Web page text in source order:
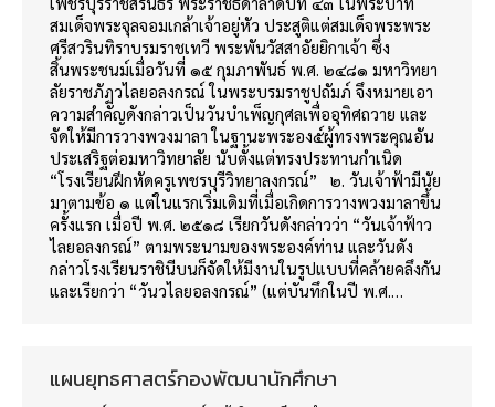
สมเด็จพระจุลจอมเกล้าเจ้าอยู่หัว ประสูติแต่สมเด็จพระพระ
ศรีสวรินทิราบรมราชเทวี พระพันวัสสาอัยยิกาเจ้า ซึ่ง
สิ้นพระชนม์เมื่อวันที่ ๑๕ กุมภาพันธ์ พ.ศ. ๒๔๘๑ มหาวิทยา
ลัยราชภัฏวไลยอลงกรณ์ ในพระบรมราชูปถัมภ์ จึงหมายเอา
ความสำคัญดังกล่าวเป็นวันบำเพ็ญกุศลเพื่ออุทิศถวาย และ
จัดให้มีการวางพวงมาลา ในฐานะพระอง๕์ผู้ทรงพระคุณอัน
ประเสริฐต่อมหาวิทยาลัย นับตั้งแต่ทรงประทานกำเนิด
“โรงเรียนฝึกหัดครูเพชรบุรีวิทยาลงกรณ์” ๒. วันเจ้าฟ้ามีนัย
มาตามข้อ ๑ แต่ในแรกเริ่มเดิมที่เมื่อเกิดการวางพวงมาลาขึ้น
ครั้งแรก เมื่อปี พ.ศ. ๒๕๑๘ เรียกวันดังกล่าวว่า “วันเจ้าฟ้าว
ไลยอลงกรณ์” ตามพระนามของพระองค์ท่าน และวันดัง
กล่าวโรงเรียนราชินีบนก็จัดให้มีงานในรูปแบบที่คล้ายคลึงกัน
และเรียกว่า “วันวไลยอลงกรณ์” (แต่บันทึกในปี พ.ศ.…
แผนยุทธศาสตร์กองพัฒนานักศึกษา